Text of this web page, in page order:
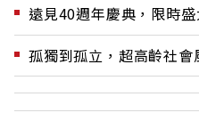
遠見40週年慶典，限時
孤獨到孤立，超高齡社會